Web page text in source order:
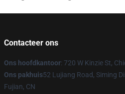
Contacteer ons
Ons hoofdkantoor: 720 W Kinzie St,
Ons pakhuis52 Lujiang Road, Siming
Fujian, CN